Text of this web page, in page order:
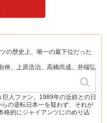
の歴史上、唯一の最下位だった
伸、上原浩治、高橋尚成、井端弘
記憶が、祖父の家のテレビで観た
人ファン。1989年の近鉄との日
の逆転日本一を疑わず、それが
格的にジャイアンツにのめり込